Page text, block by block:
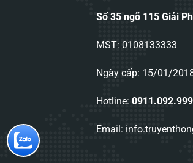
Số 35 ngõ 115 Giải
MST: 0108133333
Ngày cấp: 15/01/
Hotline: 0911.092.999
Email: